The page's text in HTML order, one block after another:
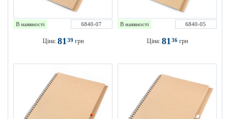
В наявності 6840-07
Ціна: 8139 грн
В наявності 6840-05
Ціна: 8136грн